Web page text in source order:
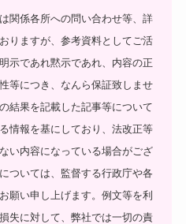
関係各所への問い合わせ等、詳
りますが、参考資料としてご活
示であれ黙示であれ、内容の正
等につき、なんら保証致しませ
結果を記載した記事等について
情報を基にしており、法改正等
い内容になっている場合がござ
ついては、監督する行政庁や各
願い申し上げます。例文等を利
失に対して、弊社では一切の責